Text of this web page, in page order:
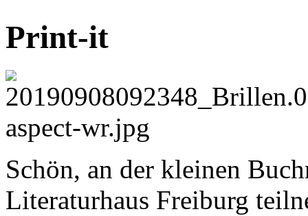
Print-it
Schön, an der kleinen
Literaturhaus Freiburg